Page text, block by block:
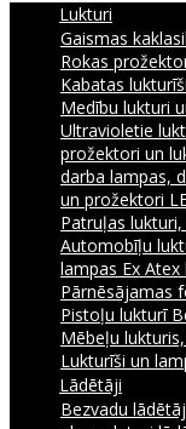
Lukturi
Gaismas
Rokas
Kabatas
Medību lukturi
Ultravioletie
prožektori un
darba lampas,
un prožektori
Patruļas
Automobīļu
lampas Ex
Pārnēsājamas
Pistoļu lukturī
Mēbeļu
Lukturīši un
Lādētāji
Bezvadu